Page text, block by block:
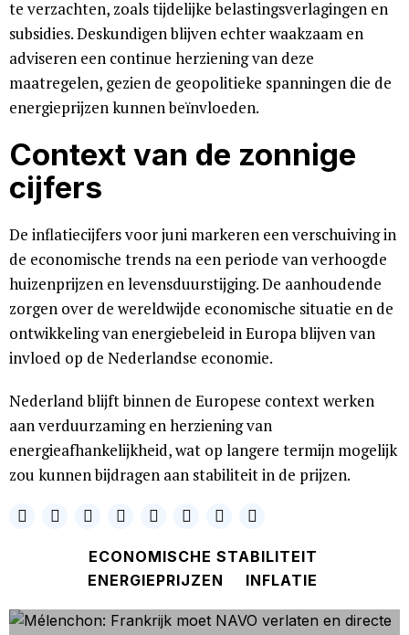
te verzachten, zoals tijdelijke belastingsverlagingen en
subsidies. Deskundigen blijven echter waakzaam en
adviseren een continue herziening van deze
maatregelen, gezien de geopolitieke spanningen die de
energieprijzen kunnen beïnvloeden.
Context van de zonnige
cijfers
De inflatiecijfers voor juni markeren een verschuiving in
de economische trends na een periode van verhoogde
huizenprijzen en levensduurstijging. De aanhoudende
zorgen over de wereldwijde economische situatie en de
ontwikkeling van energiebeleid in Europa blijven van
invloed op de Nederlandse economie.
Nederland blijft binnen de Europese context werken
aan verduurzaming en herziening van
energieafhankelijkheid, wat op langere termijn mogelijk
zou kunnen bijdragen aan stabiliteit in de prijzen.
ECONOMISCHE STABILITEIT
ENERGIEPRIJZEN
INFLATIE